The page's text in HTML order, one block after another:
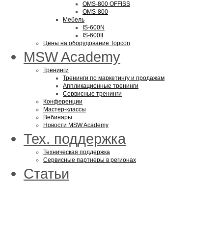
OMS-800 OFFISS
OMS-800
Мебель
IS-600N
IS-600II
Цены на оборудование Topcon
MSW Academy
Тренинги
Тренинги по маркетингу и продажам
Аппликационные тренинги
Сервисные тренинги
Конференции
Мастер-классы
Вебинары
Новости MSW Academy
Тех. поддержка
Техническая поддержка
Сервисные партнеры в регионах
Статьи